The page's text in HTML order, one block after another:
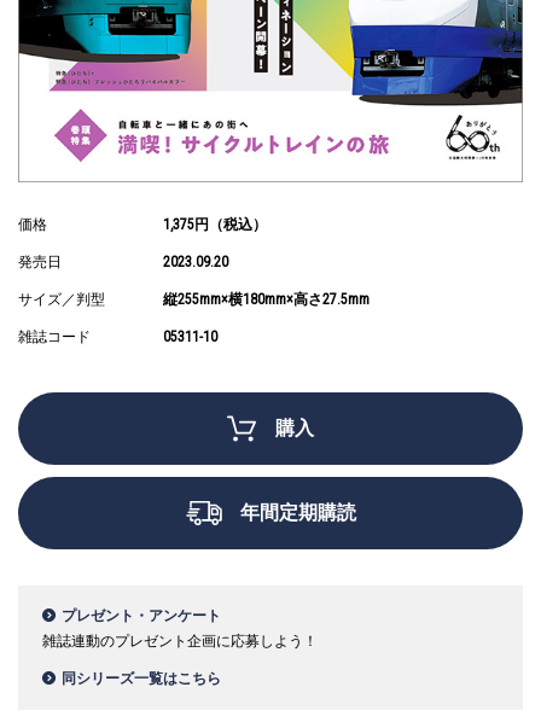
価格 1,375円（税込）
発売日 2023.09.20
サイズ／判型 縦255mm×横180mm×高さ27.5mm
雑誌コード 05311-10
購入
年間定期購読
プレゼント・アンケート
雑誌連動のプレゼント企画に応募しよう！
同シリーズ一覧はこちら